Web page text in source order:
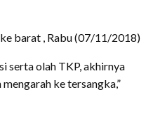
barat , Rabu (07/11/2018)
serta olah TKP, akhirnya
ke tersangka,”